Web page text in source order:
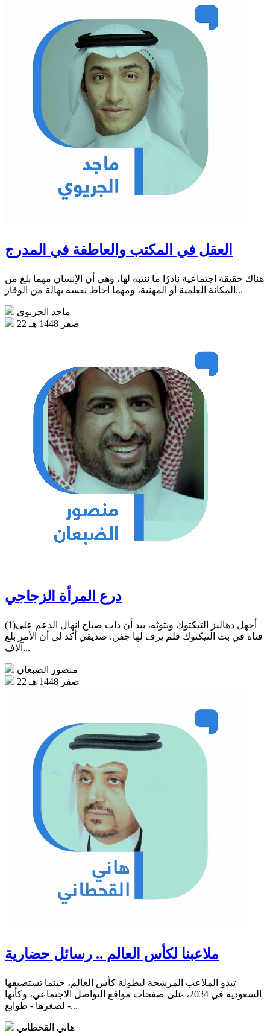
العقل في المكتب والعاطفة في المدرج
هناك حقيقة اجتماعية نادرًا ما ننتبه لها، وهي أن الإنسان مهما بلغ من
المكانة العلمية أو المهنية، ومهما أحاط نفسه بهالة من الوقار...
ماجد الجريوي
22 صفر 1448 هـ
درع المرأة الزجاجي
(1)أجهل دهاليز التيكتوك وبثوثه، بيد أن ذات صباح انهال الدعم على
فتاة في بث التيكتوك فلم يرف لها جفن. صديقي أكد لي أن الأمر بلغ
آلاف...
منصور الضبعان
22 صفر 1448 هـ
ملاعبنا لكأس العالم .. رسائل حضارية
تبدو الملاعب المرشحة لبطولة كأس العالم، حينما تستضيفها
السعودية في 2034، على صفحات مواقع التواصل الاجتماعي، وكأنها
- لصغرها - طوابع...
هاني القحطاني